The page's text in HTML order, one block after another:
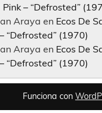
Pink – “Defrosted”
Araya en Ecos De
“Defrosted” (1970)
Araya en Ecos De
“Defrosted” (1970)
Funciona con